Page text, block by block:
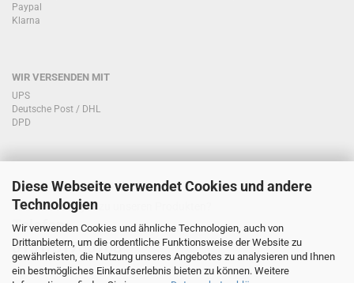
Diese Webseite verwendet Cookies und andere
Technologien
Wir verwenden Cookies und ähnliche Technologien, auch von
Drittanbietern, um die ordentliche Funktionsweise der Website zu
gewährleisten, die Nutzung unseres Angebotes zu analysieren und Ihnen
ein bestmögliches Einkaufserlebnis bieten zu können. Weitere
Paypal
Klarna
WIR VERSENDEN MIT
UPS
Deutsche Post / DHL
DPD
KONTAKT KUNDENSERVICE
Sie haben Fragen zu unseren Produkten?
Telefon:
0151/51760708